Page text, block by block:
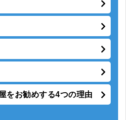
をお勧めする4つの理由